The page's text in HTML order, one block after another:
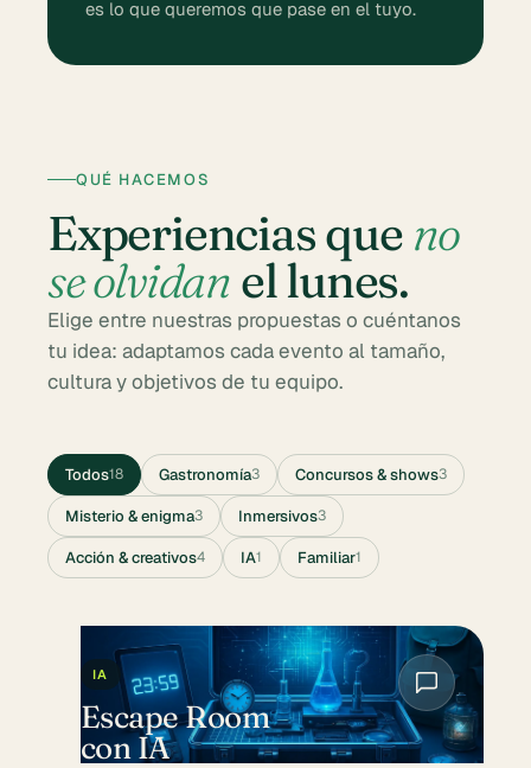
es lo que queremos que pase en el tuyo.
QUÉ HACEMOS
Experiencias que no
se olvidan el lunes.
Elige entre nuestras propuestas o cuéntanos
tu idea: adaptamos cada evento al tamaño,
cultura y objetivos de tu equipo.
Todos18 Gastronomía3 Concursos & shows3
Misterio & enigma3 Inmersivos3
Acción & creativos4 IA1 Familiar1
IA
Escape Room
con IA